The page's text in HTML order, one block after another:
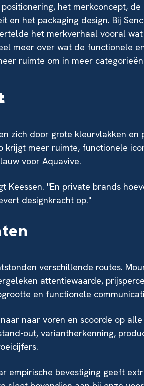
het merkconcept,
en het packaging design. Bij
het merkverhaal vooral
meer over wat de functionele
ruimte om in meer
zich door grote kleurvlakken en
meer ruimte, functionele
voor Aquavive.
Keessen. "En private brands
designkracht op."
verschillende routes.
attentiewaarde,
en functionele
naar voren en scoorde op
out, variantherkenning,
empirische bevestiging geeft